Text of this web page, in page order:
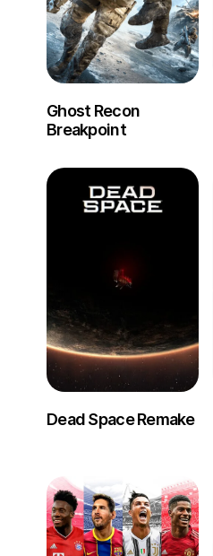
Ghost Recon
Breakpoint
Dead Space Remake